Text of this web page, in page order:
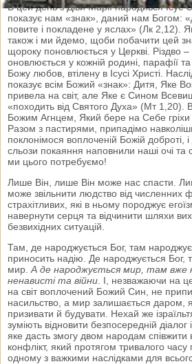
В цей день з Діви Марії народився Ісус
показує нам «знак», даний нам Богом:
повите і покладене у яслах» (Лк 2,12).
також і ми йдемо, щоби побачити цей
щороку поновлюється у Церкві. Різдво –
оновлюється у кожній родині, парафії
Божу любов, втілену в Ісусі Христі.
показує всім Божий «знак»: Дитя, Яке
привела на світ, але Яке є Сином
«походить від Святого Духа» (Мт 1,20).
Божим Агнцем, Який бере на Себе гріхи
Разом з пастирями, припадімо
поклонімося воплоченій Божій
сльози покаяння наповнили наші очі та
ми цього потребуємо!
Лише Він, лише Він може нас спасти.
може звільнити людство від численних
страхітливих, які в ньому породжує
навернути серця та відчинити шляхи
безвихідних ситуацій.
Там, де народжується Бог, там
приносить надію. Де народжується Бог,
мир. А де народжується мир, там вже
ненависті та війни . І, незважаючи на
на світ воплочений Божий Син, не
насильство, а мир залишається даром,
призивати й будувати. Нехай же
зуміють відновити безпосередній діалог
яке дасть змогу двом народам співжити
конфлікт, який протягом тривалого часу
одному з важкими наслідками для всього